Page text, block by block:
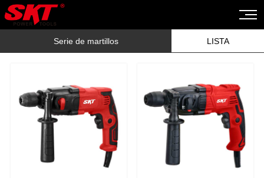
Serie de martillos LISTA